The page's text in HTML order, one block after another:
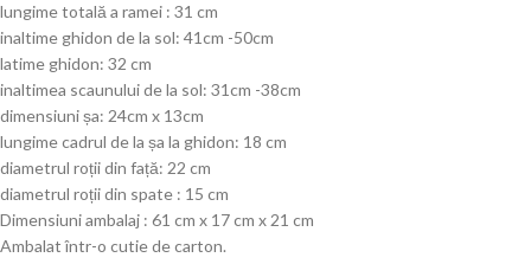
lungime totală a ramei : 31 cm
inaltime ghidon de la sol: 41cm -50cm
latime ghidon: 32 cm
inaltimea scaunului de la sol: 31cm -38cm
dimensiuni șa: 24cm x 13cm
lungime cadrul de la șa la ghidon: 18 cm
diametrul roții din față: 22 cm
diametrul roții din spate : 15 cm
Dimensiuni ambalaj : 61 cm x 17 cm x 21 cm
Ambalat într-o cutie de carton.